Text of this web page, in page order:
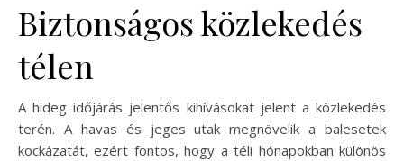
Biztonságos közlekedés
télen
A hideg időjárás jelentős kihívásokat jelent a közlekedés
terén. A havas és jeges utak megnövelik a balesetek
kockázatát, ezért fontos, hogy a téli hónapokban különös